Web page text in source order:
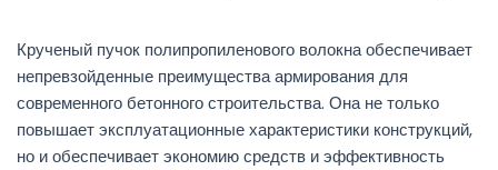
Крученый пучок полипропиленового волокна обеспечивает
непревзойденные преимущества армирования для
современного бетонного строительства. Она не только
повышает эксплуатационные характеристики конструкций,
но и обеспечивает экономию средств и эффективность